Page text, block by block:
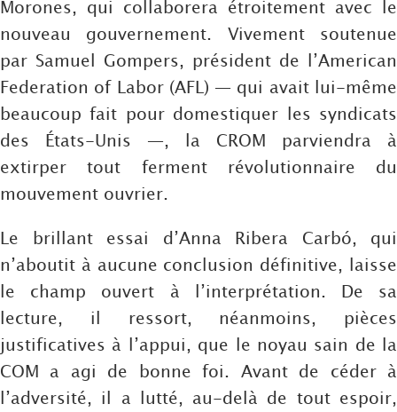
Morones, qui collaborera étroitement avec le
nouveau gouvernement. Vivement soutenue
par Samuel Gompers, président de l’American
Federation of Labor (AFL) — qui avait lui-même
beaucoup fait pour domestiquer les syndicats
des États-Unis —, la CROM parviendra à
extirper tout ferment révolutionnaire du
mouvement ouvrier.
Le brillant essai d’Anna Ribera Carbó, qui
n’aboutit à aucune conclusion définitive, laisse
le champ ouvert à l’interprétation. De sa
lecture, il ressort, néanmoins, pièces
justificatives à l’appui, que le noyau sain de la
COM a agi de bonne foi. Avant de céder à
l’adversité, il a lutté, au-delà de tout espoir,